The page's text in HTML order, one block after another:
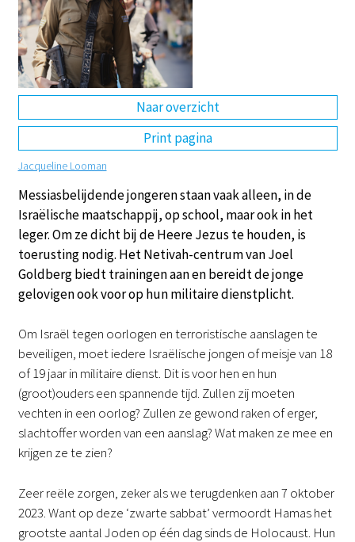
Naar overzicht
Print pagina
Jacqueline Looman
Messiasbelijdende jongeren staan vaak alleen, in de
Israëlische maatschappij, op school, maar ook in het
leger. Om ze dicht bij de Heere Jezus te houden, is
toerusting nodig. Het Netivah-centrum van Joel
Goldberg biedt trainingen aan en bereidt de jonge
gelovigen ook voor op hun militaire dienstplicht.
Om Israël tegen oorlogen en terroristische aanslagen te
beveiligen, moet iedere Israëlische jongen of meisje van 18
of 19 jaar in militaire dienst. Dit is voor hen en hun
(groot)ouders een spannende tijd. Zullen zij moeten
vechten in een oorlog? Zullen ze gewond raken of erger,
slachtoffer worden van een aanslag? Wat maken ze mee en
krijgen ze te zien?
Zeer reële zorgen, zeker als we terugdenken aan 7 oktober
2023. Want op deze ‘zwarte sabbat’ vermoordt Hamas het
grootste aantal Joden op één dag sinds de Holocaust. Hun
DE EN